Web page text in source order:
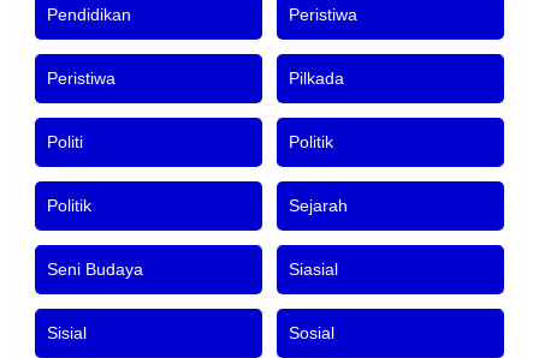
Pendidikan Peristiwa
Peristiwa Pilkada
Politi Politik
Politik Sejarah
Seni Budaya Siasial
Sisial Sosial